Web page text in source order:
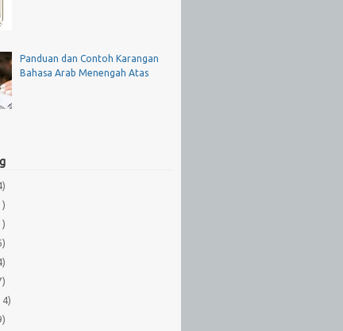
Panduan dan Contoh Karangan
Bahasa Arab Menengah Atas